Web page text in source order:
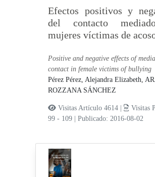
Efectos positivos y
del contacto
mujeres víctimas de
Positive and negative effects of
contact in female victims of bullying
Pérez Pérez, Alejandra Elizabeth,
ROZZANA SÁNCHEZ
Visitas Artículo 4614 |
Visitas
99 - 109
|Publicado: 2016-08-02